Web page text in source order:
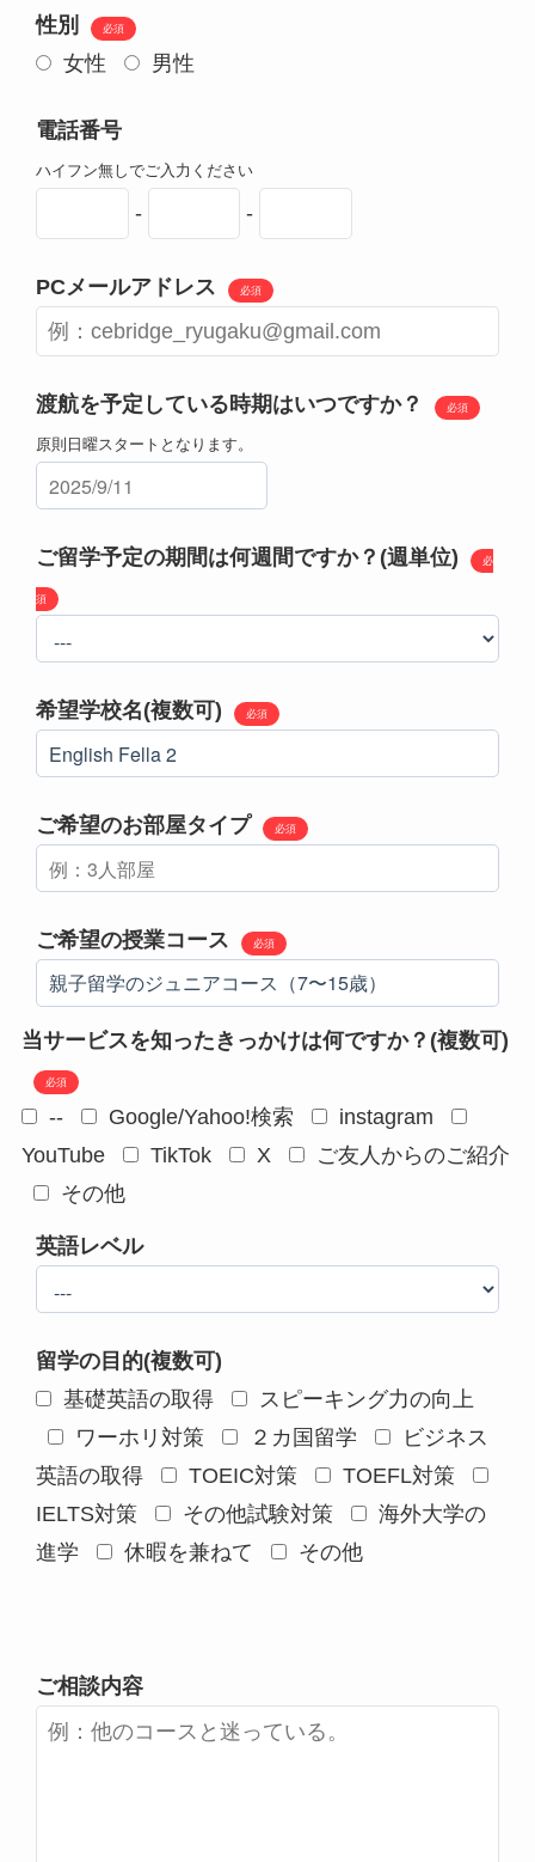
性別 必須
女性 男性
電話番号
ハイフン無しでご入力ください
- -
PCメールアドレス 必須
渡航を予定している時期はいつですか？ 必須
原則日曜スタートとなります。
ご留学予定の期間は何週間ですか？(週単位) 必
須
希望学校名(複数可) 必須
ご希望のお部屋タイプ 必須
ご希望の授業コース 必須
当サービスを知ったきっかけは何ですか？(複数可)
必須
-- Google/Yahoo!検索
instagram
YouTube
TikTok X
ご友人からのご紹介
その他
英語レベル
留学の目的(複数可)
基礎英語の取得
スピーキング力の向上
ワーホリ対策
２カ国留学
ビジネス
英語の取得
TOEIC対策
TOEFL対策
IELTS対策
その他試験対策
海外大学の
進学
休暇を兼ねて その他
ご相談内容